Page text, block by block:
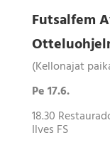
Futsalfem
(Kellonajat
Pe 17.6.
18.30
Ilves FS